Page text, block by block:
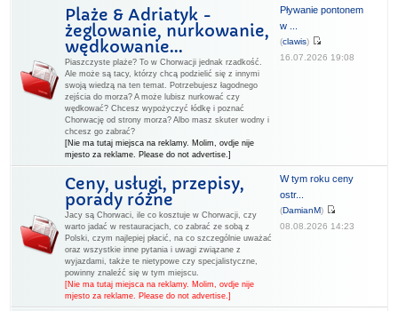
Plaże & Adriatyk -
żeglowanie, nurkowanie,
wędkowanie...
Piaszczyste plaże? To w Chorwacji jednak rzadkość.
Ale może są tacy, którzy chcą podzielić się z innymi
swoją wiedzą na ten temat. Potrzebujesz łagodnego
zejścia do morza? A może lubisz nurkować czy
wędkować? Chcesz wypożyczyć łódkę i poznać
Chorwację od strony morza? Albo masz skuter wodny i
chcesz go zabrać?
[Nie ma tutaj miejsca na reklamy. Molim, ovdje nije
mjesto za reklame. Please do not advertise.]
Pływanie pontonem
w ...
(clawis)
16.07.2026 19:08
Ceny, usługi, przepisy,
porady różne
Jacy są Chorwaci, ile co kosztuje w Chorwacji, czy
warto jadać w restauracjach, co zabrać ze sobą z
Polski, czym najlepiej płacić, na co szczególnie uważać
oraz wszystkie inne pytania i uwagi związane z
wyjazdami, także te nietypowe czy specjalistyczne,
powinny znaleźć się w tym miejscu.
[Nie ma tutaj miejsca na reklamy. Molim, ovdje nije
mjesto za reklame. Please do not advertise.]
W tym roku ceny
ostr...
(DamianM)
08.08.2026 14:23